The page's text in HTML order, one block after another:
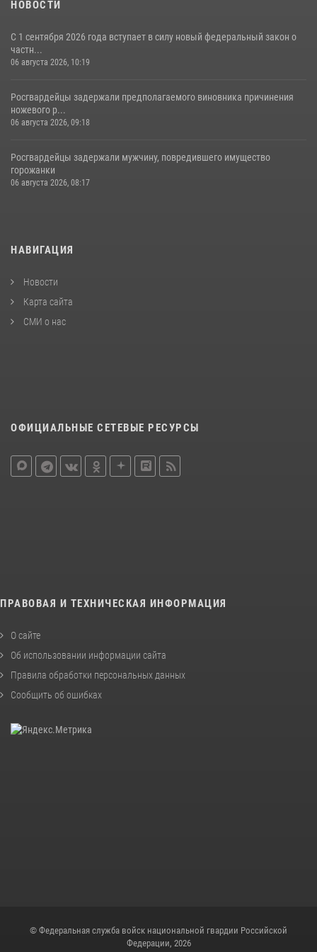
НОВОСТИ
С 1 сентября 2026 года вступает в силу новый федеральный закон о
частн...
06 августа 2026, 10:19
Росгвардейцы задержали предполагаемого виновника причинения
ножевого р...
06 августа 2026, 09:18
Росгвардейцы задержали мужчину, повредившего имущество
горожанки
06 августа 2026, 08:17
НАВИГАЦИЯ
Новости
Карта сайта
СМИ о нас
ОФИЦИАЛЬНЫЕ СЕТЕВЫЕ РЕСУРСЫ
ПРАВОВАЯ И ТЕХНИЧЕСКАЯ ИНФОРМАЦИЯ
О сайте
Об использовании информации сайта
Правила обработки персональных данных
Сообщить об ошибках
© Федеральная служба войск национальной гвардии Российской
Федерации, 2026